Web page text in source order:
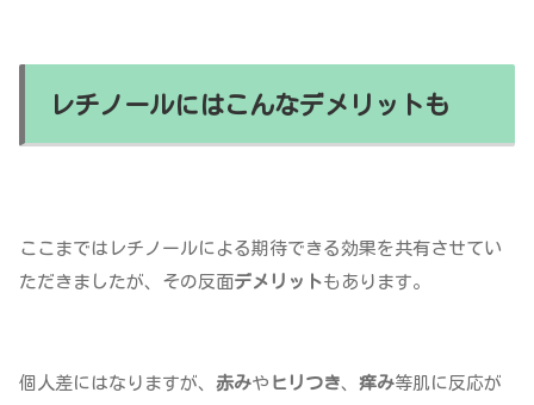
レチノールにはこんなデメリットも
ここまではレチノールによる期待できる効果を共有させてい
ただきましたが、その反面デメリットもあります。
個人差にはなりますが、 赤みや ヒリつき、 痒み等肌に反応が